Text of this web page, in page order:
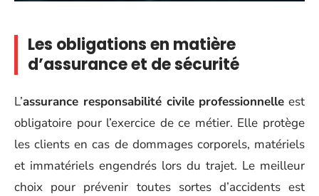
Les obligations en matière
d’assurance et de sécurité
L’assurance responsabilité civile professionnelle est
obligatoire pour l’exercice de ce métier. Elle protège
les clients en cas de dommages corporels, matériels
et immatériels engendrés lors du trajet. Le meilleur
choix pour prévenir toutes sortes d’accidents est